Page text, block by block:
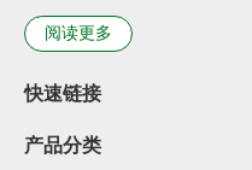
阅读更多
快速链接
产品分类